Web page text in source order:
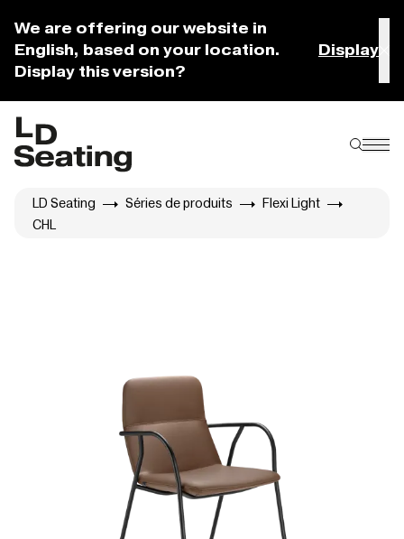
We are offering our website in
English, based on your location.
Display this version?
Display
LD Seating Séries de produits
Flexi Light
CHL